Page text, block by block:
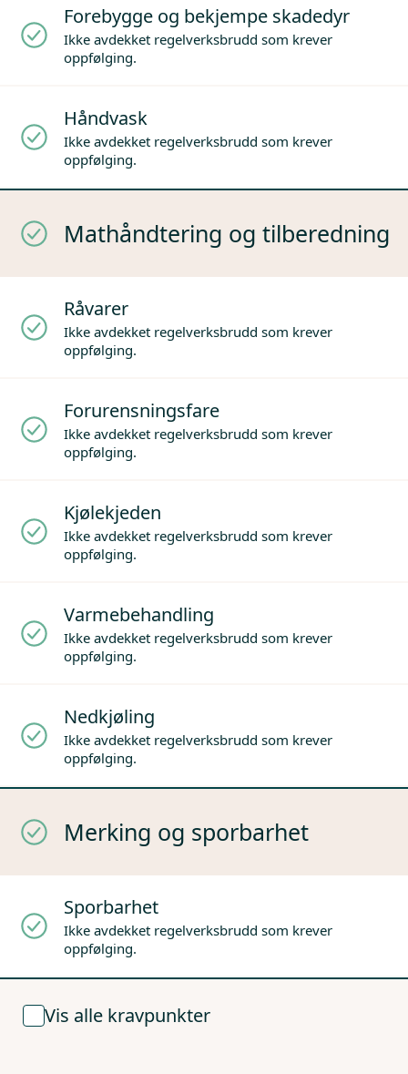
Forebygge og bekjempe skadedyr
Ikke avdekket regelverksbrudd som krever
oppfølging.
Håndvask
Ikke avdekket regelverksbrudd som krever
oppfølging.
Mathåndtering og tilberedning
Råvarer
Ikke avdekket regelverksbrudd som krever
oppfølging.
Forurensningsfare
Ikke avdekket regelverksbrudd som krever
oppfølging.
Kjølekjeden
Ikke avdekket regelverksbrudd som krever
oppfølging.
Varmebehandling
Ikke avdekket regelverksbrudd som krever
oppfølging.
Nedkjøling
Ikke avdekket regelverksbrudd som krever
oppfølging.
Merking og sporbarhet
Sporbarhet
Ikke avdekket regelverksbrudd som krever
oppfølging.
Vis alle kravpunkter